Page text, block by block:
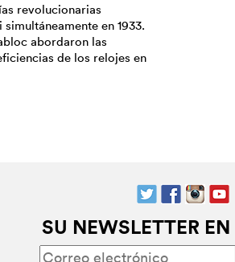
revolucionarias
en 1933.
abordaron las
de los relojes en
SU NEWSLETTER